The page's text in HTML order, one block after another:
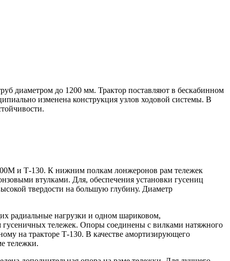
диаметром до 1200 мм. Трактор поставляют в бескабинном
изменена конструкция узлов ходовой системы. В
и Т-130. К нижним полкам лонжеронов рам тележек
втулками. Для, обеспечения установки гусениц
твердости на большую глубину. Диаметр
радиальные нагрузки и одном шариковом,
тележек. Опоры соединены с вилками натяжного
на тракторе Т-130. В качестве амортизирующего
тележки.